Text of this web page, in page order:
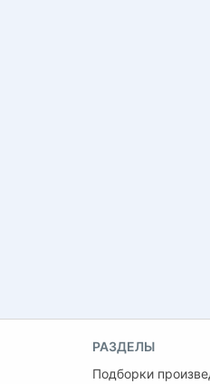
РАЗДЕЛЫ
Подборки